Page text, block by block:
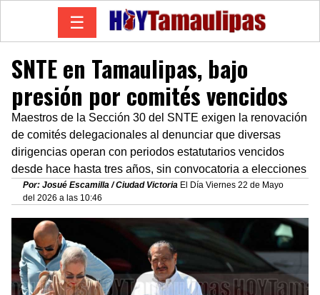
☰
SNTE en Tamaulipas, bajo
presión por comités vencidos
Maestros de la Sección 30 del SNTE exigen la renovación
de comités delegacionales al denunciar que diversas
dirigencias operan con periodos estatutarios vencidos
desde hace hasta tres años, sin convocatoria a elecciones
Por: Josué Escamilla / Ciudad Victoria El Día Viernes 22 de Mayo
del 2026 a las 10:46